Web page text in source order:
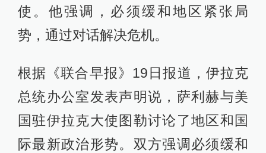
使。他强调，必须缓和地区紧张局
势，通过对话解决危机。
根据《联合早报》19日报道，伊拉克
总统办公室发表声明说，萨利赫与美
国驻伊拉克大使图勒讨论了地区和国
际最新政治形势。双方强调必须缓和